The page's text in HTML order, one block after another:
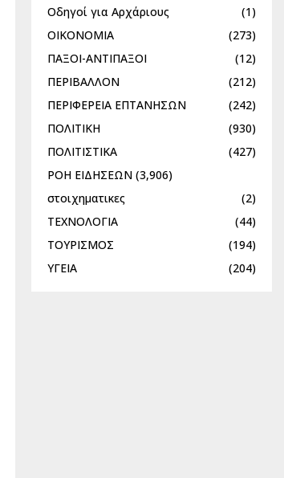
Οδηγοί για Αρχάριους
(1)
ΟΙΚΟΝΟΜΙΑ
(273)
ΠΑΞΟΙ-ΑΝΤΙΠΑΞΟΙ
(12)
ΠΕΡΙΒΑΛΛΟΝ
(212)
ΠΕΡΙΦΕΡΕΙΑ ΕΠΤΑΝΗΣΩΝ
(242)
ΠΟΛΙΤΙΚΗ
(930)
ΠΟΛΙΤΙΣΤΙΚΑ
(427)
ΡΟΗ ΕΙΔΗΣΕΩΝ (3,906)
στοιχηματικες
(2)
ΤΕΧΝΟΛΟΓΙΑ
(44)
ΤΟΥΡΙΣΜΟΣ
(194)
ΥΓΕΙΑ
(204)